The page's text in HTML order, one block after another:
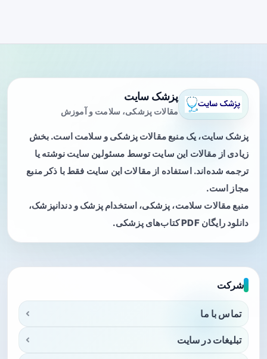
پزشک سایت
مقالات پزشکی، سلامت و آموزش
پزشک سایت، یک منبع مقالات پزشکی و سلامت است. بخش
زیادی از مقالات این سایت توسط مسئولین سایت نوشته یا
ترجمه شده‌اند. استفاده از مقالات این سایت فقط با ذکر منبع
مجاز است.
منبع مقالات سلامت، پزشکی، استخدام پزشک و دندانپزشک،
دانلود رایگان PDF کتاب‌های پزشکی.
شرکت
تماس با ما
تبلیغات در سایت